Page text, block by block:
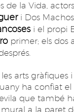
de la Vida,
i Dos
i el propi
primer; els dos
arts gràfiques
ha confiat el
que també
a la paret